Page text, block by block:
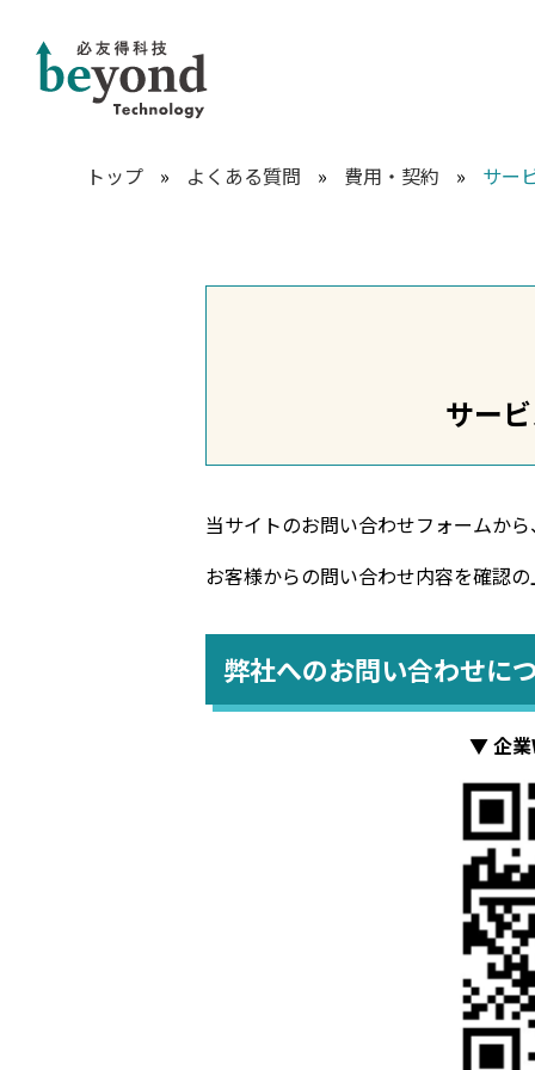
トップ » よくある質問 » 費用・契約 » サー
サー
当サイトのお問い合わせフォームか
お客様からの問い合わせ内容を確認
弊社へのお問い合わせに
▼ 企業